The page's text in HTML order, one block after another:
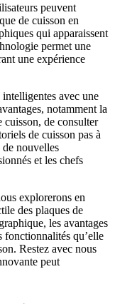
peuvent
de cuisson en
qui apparaissent
permet une
une expérience
avec une
notamment la
cuisson, de consulter
de cuisson pas à
nouvelles
et les chefs
explorerons en
des plaques de
les avantages
fonctionnalités qu’elle
Restez avec nous
peut